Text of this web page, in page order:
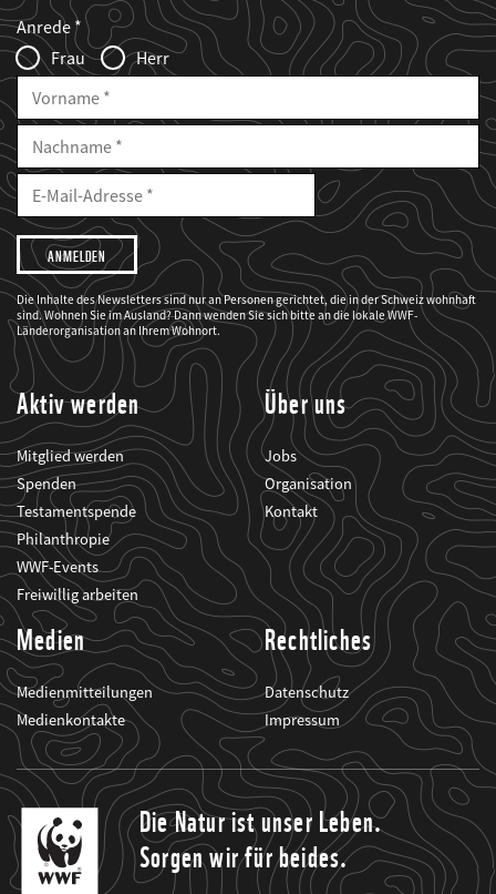
Web2Case
Infofelder
Fieldset
anrede_name
Anrede
Frau
Herr
Vorname
Nachname
E-
Mailadresse
E-
Adresse
Ich
möchte,
dass
der
WWF
mich
über
seine
Projekte
informiert.
Die Inhalte des Newsletters sind nur an Personen gerichtet, die in der Schweiz wohnhaft
sind. Wohnen Sie im Ausland? Dann wenden Sie sich bitte an die lokale WWF-
Länderorganisation an Ihrem Wohnort.
Aktiv werden
Mitglied werden
Spenden
Testamentspende
Philanthropie
WWF-Events
Freiwillig arbeiten
Über uns
Jobs
Organisation
Kontakt
Medien
Medienmitteilungen
Medienkontakte
Rechtliches
Datenschutz
Impressum
Die Natur ist unser Leben.
Sorgen wir für beides.